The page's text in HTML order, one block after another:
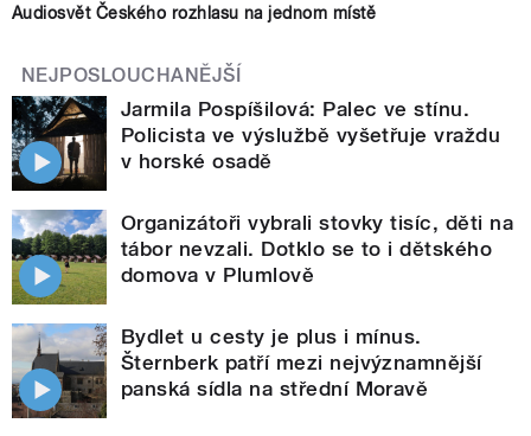
Audiosvět Českého rozhlasu na jednom místě
NEJPOSLOUCHANĚJŠÍ
Jarmila Pospíšilová: Palec ve stínu.
Policista ve výslužbě vyšetřuje vraždu
v horské osadě
Organizátoři vybrali stovky tisíc, děti na
tábor nevzali. Dotklo se to i dětského
domova v Plumlově
Bydlet u cesty je plus i mínus.
Šternberk patří mezi nejvýznamnější
panská sídla na střední Moravě